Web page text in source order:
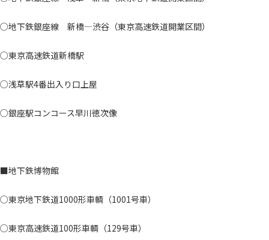
○地下鉄銀座線 新橋―渋谷（東京高速鉄道開業区間）
○東京高速鉄道新橋駅
○浅草駅4番出入り口上屋
○銀座駅コンコース早川徳次像
■地下鉄博物館
○東京地下鉄道1000形車輌（1001号車）
○東京高速鉄道100形車輌（129号車）